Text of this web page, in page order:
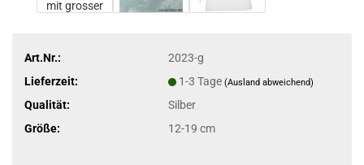
Art.Nr.:
2023-g
Lieferzeit:
1-3 Tage (Ausland abweichend)
Qualität:
Silber
Größe:
12-19 cm